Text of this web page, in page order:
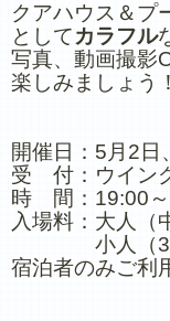
クアハウス＆プ
としてカラフル
写真、動画撮影
楽しみましょう！
開催日：5月2日
受 付：ウイン
時 間：19:00～
入場料：大人（
小人（3歳
宿泊者のみご利